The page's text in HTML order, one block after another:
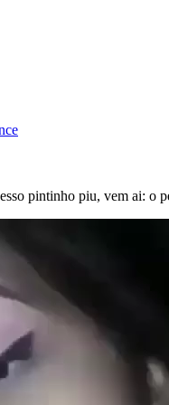
pintinho piu, vem ai: o